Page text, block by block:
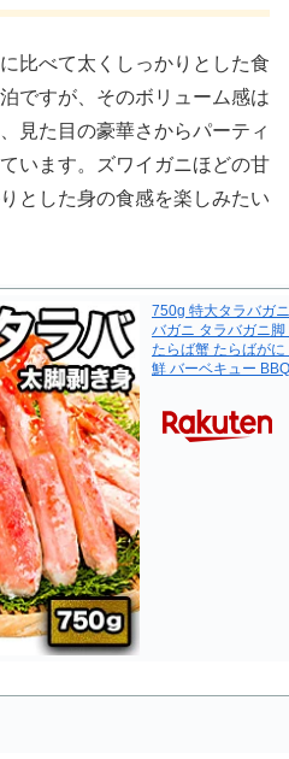
比べて太くしっかりとした食
ですが、そのボリューム感は
見た目の豪華さからパーティ
います。ズワイガニほどの甘
とした身の食感を楽しみたい
750g 特大タラバガ
バガニ タラバガニ
たらば蟹 たらばが
鮮 バーベキュー